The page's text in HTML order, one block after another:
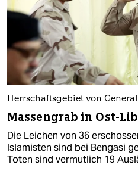
Herrschaftsgebiet von
Massengrab in Ost-
Die Leichen von 36
Islamisten sind bei Bengasi
Toten sind vermutlich 19